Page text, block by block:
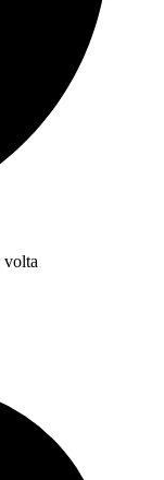
volta